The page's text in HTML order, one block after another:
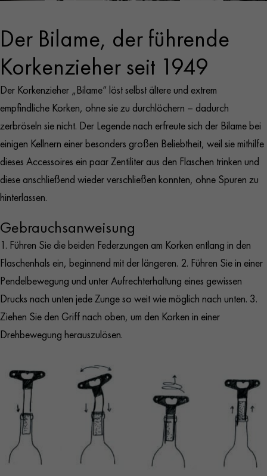
Der Bilame, der führende
Korkenzieher seit 1949
Der Korkenzieher „Bilame“ löst selbst ältere und extrem
empfindliche Korken, ohne sie zu durchlöchern – dadurch
zerbröseln sie nicht. Der Legende nach erfreute sich der Bilame bei
einigen Kellnern einer besonders großen Beliebtheit, weil sie mithilfe
dieses Accessoires ein paar Zentiliter aus den Flaschen trinken und
diese anschließend wieder verschließen konnten, ohne Spuren zu
hinterlassen.
Gebrauchsanweisung
1. Führen Sie die beiden Federzungen am Korken entlang in den
Flaschenhals ein, beginnend mit der längeren. 2. Führen Sie in einer
Pendelbewegung und unter Aufrechterhaltung eines gewissen
Drucks nach unten jede Zunge so weit wie möglich nach unten. 3.
Ziehen Sie den Griff nach oben, um den Korken in einer
Drehbewegung herauszulösen.